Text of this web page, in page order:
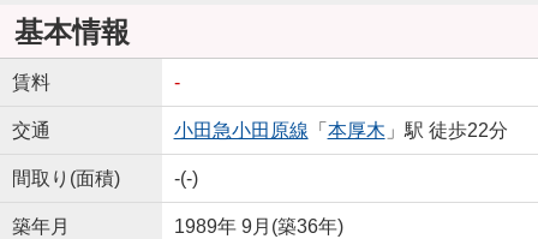
基本情報
賃料 -
交通 小田急小田原線 「 本厚木 」駅 徒歩22分
間取り(面積) -(-)
築年月 1989年 9月(築36年)